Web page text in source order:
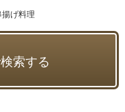
げ料理
索する